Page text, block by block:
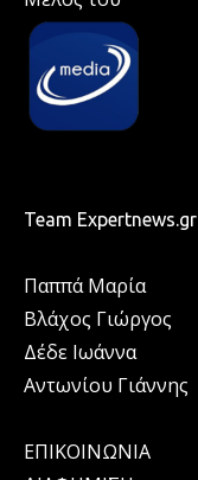
Team Expertnews.gr
Παππά Μαρία
Βλάχος Γιώργος
Δέδε Ιωάννα
Αντωνίου Γιάννης
ΕΠΙΚΟΙΝΩΝΙΑ